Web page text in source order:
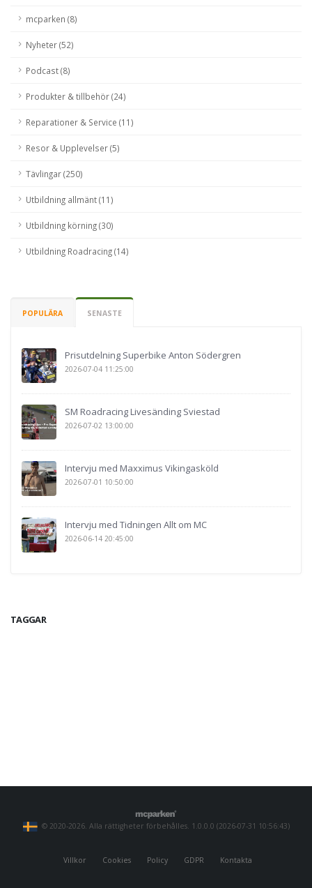
mcparken (8)
Nyheter (52)
Podcast (8)
Produkter & tillbehör (24)
Reparationer & Service (11)
Resor & Upplevelser (5)
Tävlingar (250)
Utbildning allmänt (11)
Utbildning körning (30)
Utbildning Roadracing (14)
POPULÄRA SENASTE
Prisutdelning Superbike Anton Södergren
2026-07-04 11:25:00
SM Roadracing Livesänding Sviestad
2026-07-02 13:00:00
Intervju med Maxximus Vikingasköld
2026-07-01 10:50:00
Intervju med Tidningen Allt om MC
2026-06-14 20:45:00
TAGGAR
© 2020-2026. Alla rättigheter förbehålles. 1.0.0.0 (2026-07-31 10:56:43)
Villkor Cookies Policy GDPR Kontakta